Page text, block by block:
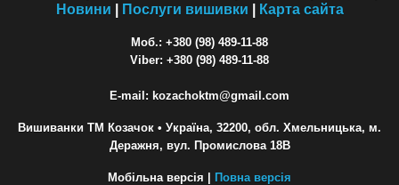
Новини
Послуги вишивки Карта сайта
Моб.: +380 (98) 489-11-88
Viber: +380 (98) 489-11-88
E-mail: kozachoktm@gmail.com
Вишиванки ТМ Козачок • Україна, 32200, обл. Хмельницька, м.
Деражня, вул. Промислова 18В
Мобільна версія | Повна версія